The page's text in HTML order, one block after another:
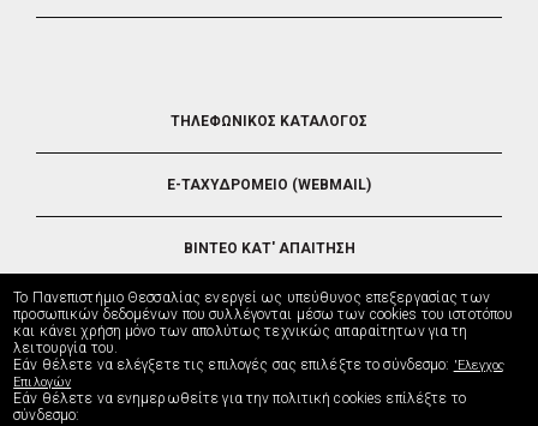
ΤΗΛΕΦΩΝΙΚΟΣ ΚΑΤΑΛΟΓΟΣ
E-ΤΑΧΥΔΡΟΜΕΙΟ (WEBMAIL)
ΒΙΝΤΕΟ ΚΑΤ' ΑΠΑΙΤΗΣΗ
ΤΗΛΕΥΠΟΣΤΗΡΙΞΗ
ΔΙΕΥΘΥΝΣΗ ΜΗΧΑΝΟΡΓΑΝΩΣΗΣ
Το Πανεπιστήμιο Θεσσαλίας ενεργεί ως υπεύθυνος επεξεργασίας των
προσωπικών δεδομένων που συλλέγονται μέσω των cookies του ιστοτόπου
και κάνει χρήση μόνο των απολύτως τεχνικώς απαραίτητων για τη
λειτουργία του.
Εάν θέλετε να ελέγξετε τις επιλογές σας επιλέξτε το σύνδεσμο: 'Ελεγχος
Επιλογών
Εάν θέλετε να ενημερωθείτε για την πολιτική cookies επίλέξτε το
σύνδεσμο: